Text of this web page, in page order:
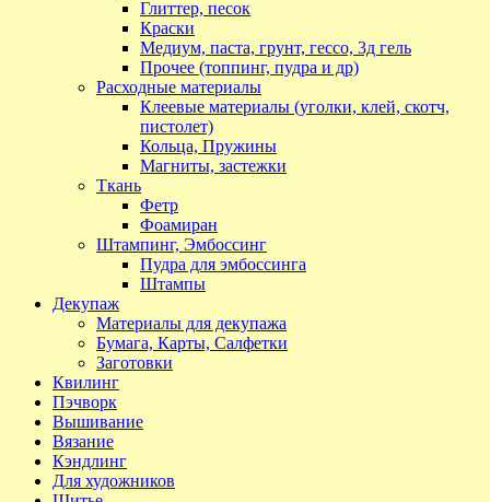
Глиттер, песок
Краски
Медиум, паста, грунт, гессо, 3д гель
Прочее (топпинг, пудра и др)
Расходные материалы
Клеевые материалы (уголки, клей, скотч,
пистолет)
Кольца, Пружины
Магниты, застежки
Ткань
Фетр
Фоамиран
Штампинг, Эмбоссинг
Пудра для эмбоссинга
Штампы
Декупаж
Материалы для декупажа
Бумага, Карты, Салфетки
Заготовки
Квилинг
Пэчворк
Вышивание
Вязание
Кэндлинг
Для художников